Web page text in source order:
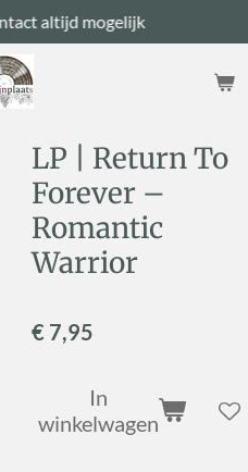
altijd mogelijk
LP | Return To
Forever –
Romantic
Warrior
€ 7,95
In
winkelwagen